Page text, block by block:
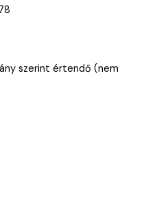
szerint értendő (nem